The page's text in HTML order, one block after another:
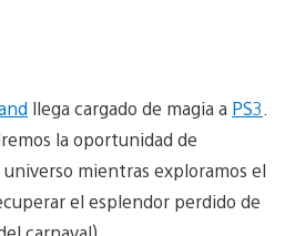
llega cargado de magia a PS3
la oportunidad de
mientras exploramos el
el esplendor perdido de